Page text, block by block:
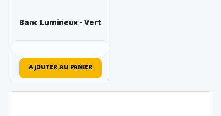
Banc Lumineux - Vert
AJOUTER AU PANIER